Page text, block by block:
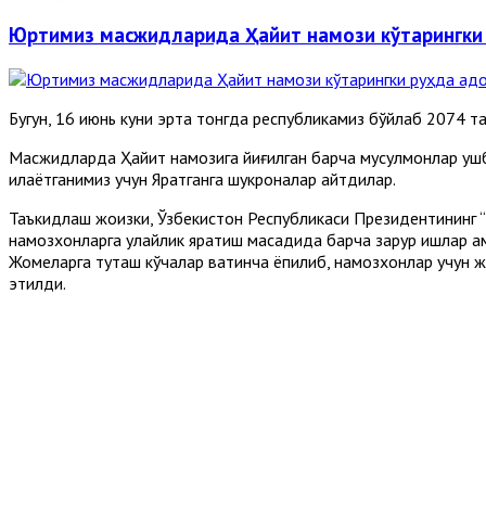
Юртимиз масжидларида Ҳайит намози кўтарингки
Бугун, 16 июнь куни эрта тонгда республикамиз бўйлаб
Масжидларда Ҳайит намозига йиғилган барча мусулмонлар
қилаётганимиз учун Яратганга шукроналар айтдилар.
Таъкидлаш жоизки, Ўзбекистон Республикаси Президентининг
намозхонларга қулайлик яратиш мақсадида барча зарур
Жомеларга туташ кўчалар вақтинча ёпилиб, намозхонлар учун
этилди.